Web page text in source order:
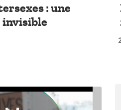
: une
invisible